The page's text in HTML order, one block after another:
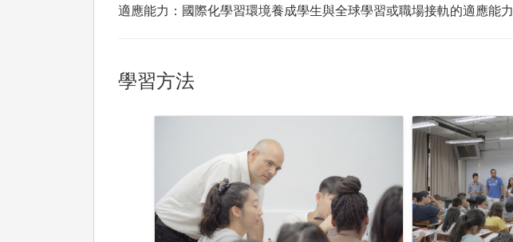
適應能力：國際化學習環境養成學生與全球學習或職場接軌的適應能力
學習方法